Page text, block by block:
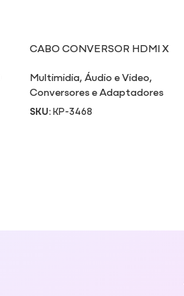
CABO CONVERSOR HDMI X
Multimidia,Áudio e Video,
Conversores e Adaptadores
SKU:KP-3468